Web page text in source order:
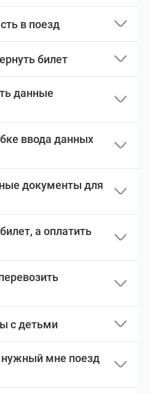
в поезд
билет
данные
ввода данных
документы для
а оплатить
с детьми
нужный мне поезд